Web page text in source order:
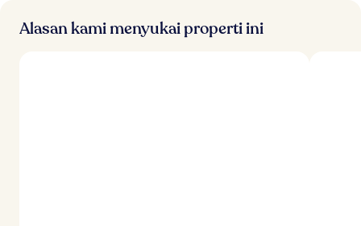
r
a
Alasan kami menyukai properti ini